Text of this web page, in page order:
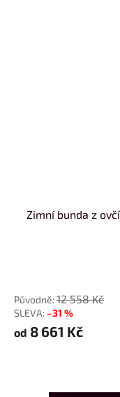
Zimní bunda z
12 558 Kč
–31 %
od 8 661 Kč